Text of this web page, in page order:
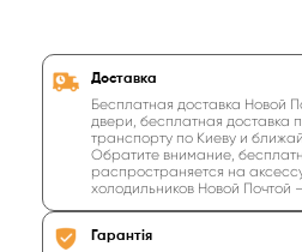
Доставка
Бесплатная доставка Новой
двери, бесплатная доставка
транспорту по Киеву и
Обратите внимание,
распространяется на
холодильников Новой Почтой
Гарантія